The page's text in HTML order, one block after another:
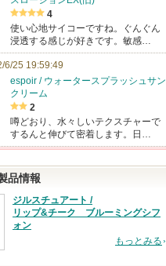
4
使い心地サイコーですね。ぐんぐん
浸透する感じが好きです。敏感…
6/25 19:59:49
espoir / ウォータースプラッシュサン
クリーム
2
噂どおり、水々しいテクスチャーで
するんと伸びて密着します。日…
品情報
ジルスチュアート /
リップ&チーク ブルーミングシフ
ォン
もっとみる